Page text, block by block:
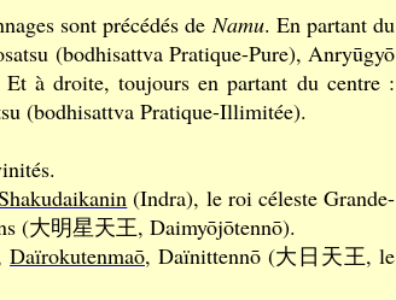
sont précédés deNamu. En partant du
(bodhisattva Pratique-Pure), Anryūgyō
Et à droite, toujours en partant du centre :
(bodhisattva Pratique-Illimitée).
(Indra), le roi céleste Grande-
(大明星天王, Daimyōjōtennō).
Daïrokutenmaō, Daïnittennō (大日天王, le